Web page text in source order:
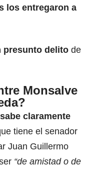
los entregaron a
presunto delito de
Monsalve
claramente
tiene el senador
Juan Guillermo
“de amistad o de